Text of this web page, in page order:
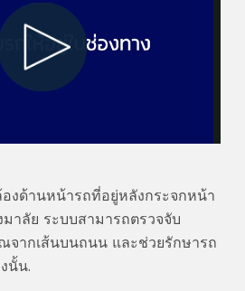
Play
Video
งด้านหน้ารถที่อยู่หลังกระจกหน้า
มาลัย ระบบสามารถตรวจจับ
จากเส้นบนถนน และช่วยรักษารถ
นั้น.